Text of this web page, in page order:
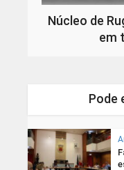
Núcleo de
em
Pode